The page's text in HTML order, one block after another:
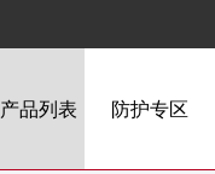
产品列表 防护专区